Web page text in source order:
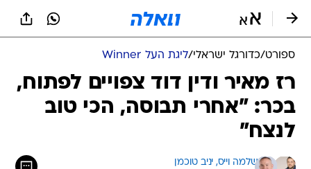
ספורט/כדורגל ישראלי/ליגת העל Winner
רז מאיר ודין דוד צפויים לפתוח,
בכר: "אחרי תבוסה, הכי טוב
לנצח"
שלמה וייס, יניב טוכמן